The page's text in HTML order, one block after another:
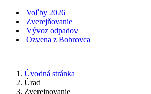
Voľby 2026
Zverejňovanie
Vývoz odpadov
Ozvena z Bobrovca
Úvodná stránka
Úrad
Zverejnovanie